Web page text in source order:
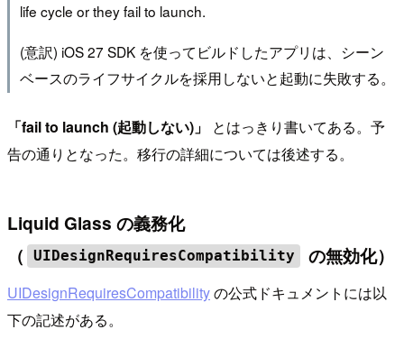
life cycle or they fail to launch.
(意訳) iOS 27 SDK を使ってビルドしたアプリは、シーン
ベースのライフサイクルを採用しないと起動に失敗する。
「fail to launch (起動しない)」
とはっきり書いてある。予
告の通りとなった。移行の詳細については後述する。
Liquid Glass の義務化
（
UIDesignRequiresCompatibility の無効化）
UIDesignRequiresCompatibilityの公式ドキュメントには以
下の記述がある。